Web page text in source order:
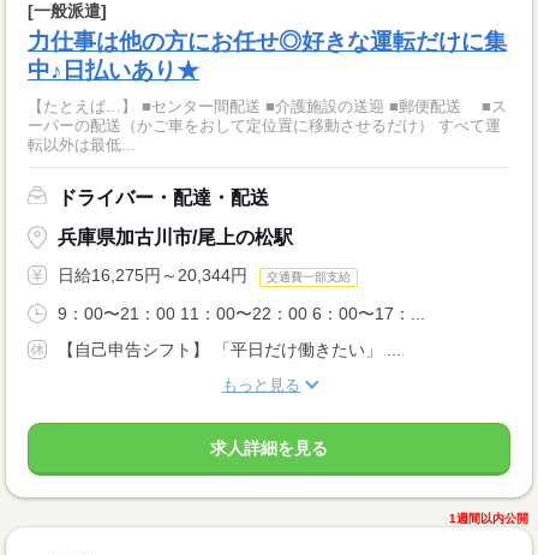
[一般派遣]
力仕事は他の方にお任せ◎好きな運転だけに集
中♪日払いあり★
【たとえば…】 ■センター間配送 ■介護施設の送迎 ■郵便配送 ■ス
ーパーの配送（かご車をおして定位置に移動させるだけ） すべて運
転以外は最低...
ドライバー・配達・配送
兵庫県加古川市/尾上の松駅
日給16,275円～20,344円 交通費一部支給
9：00〜21：00 11：00〜22：00 6：00〜17：...
【自己申告シフト】 「平日だけ働きたい」 ...
もっと見る
求人詳細を見る
1週間以内公開